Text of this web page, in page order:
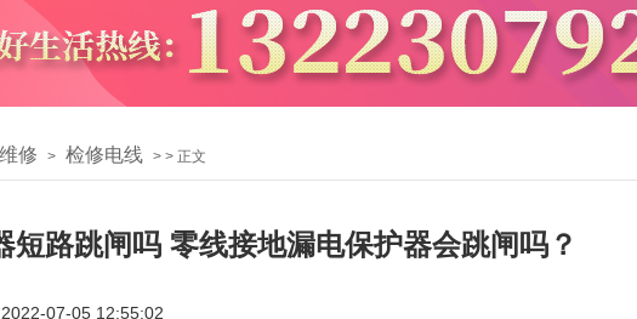
修 > 检修电线 > > 正文
短路跳闸吗 零线接地漏电保护器会跳闸吗？
07-05 12:55:02